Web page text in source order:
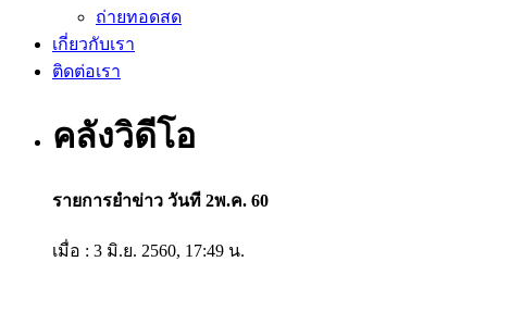
ถ่ายทอดสด
เกี่ยวกับเรา
ติดต่อเรา
คลังวิดีโอ
รายการยำข่าว วันที 2พ.ค. 60
เมื่อ : 3 มิ.ย. 2560, 17:49 น.